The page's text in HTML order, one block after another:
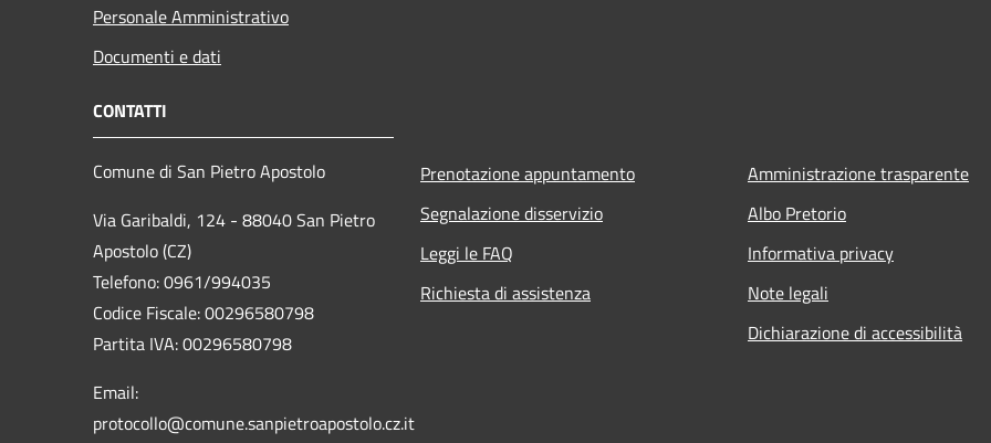
Personale Amministrativo
Documenti e dati
CONTATTI
Comune di San Pietro Apostolo
Via Garibaldi, 124 - 88040 San Pietro
Apostolo (CZ)
Telefono: 0961/994035
Codice Fiscale: 00296580798
Partita IVA: 00296580798
Email:
protocollo@comune.sanpietroapostolo.cz.it
Prenotazione appuntamento
Segnalazione disservizio
Leggi le FAQ
Richiesta di assistenza
Amministrazione trasparente
Albo Pretorio
Informativa privacy
Note legali
Dichiarazione di accessibilità